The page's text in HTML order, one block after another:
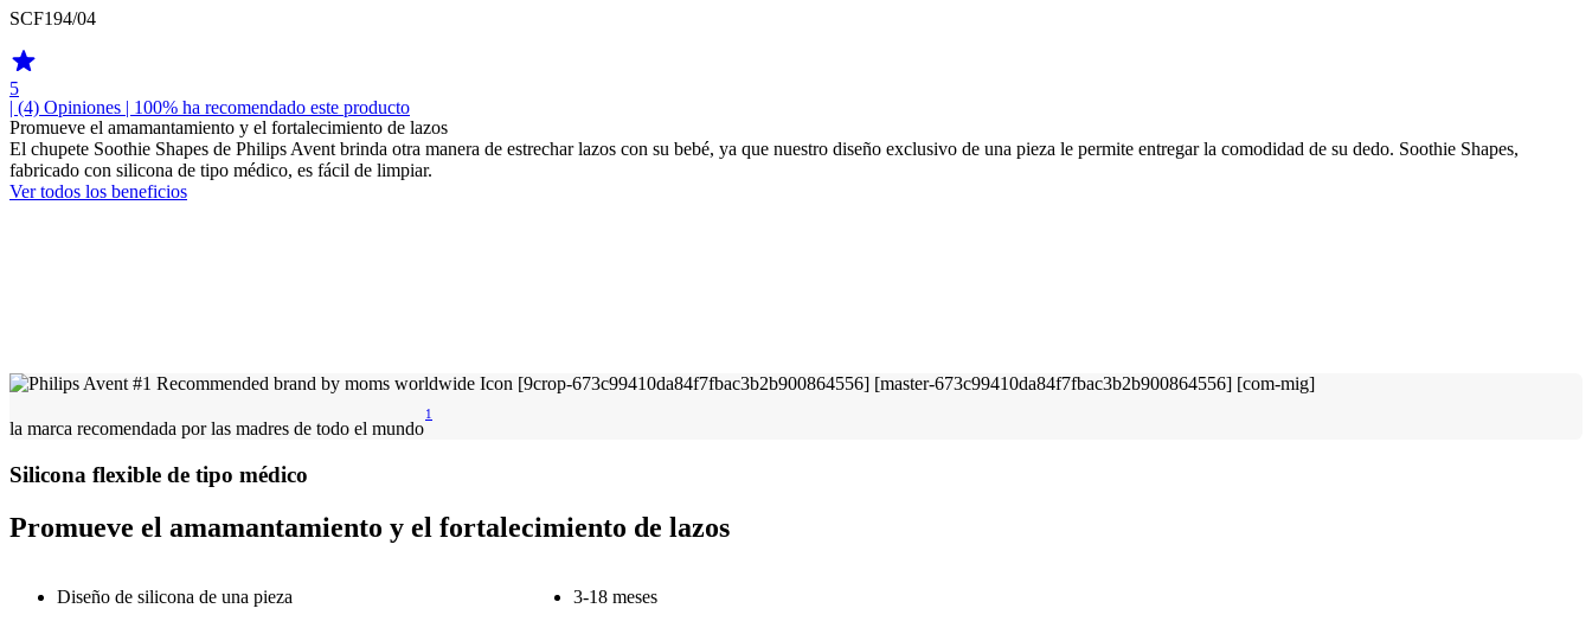
SCF194/04
5
| (4) Opiniones | 100% ha recomendado este producto
Promueve el amamantamiento y el fortalecimiento de lazos
El chupete Soothie Shapes de Philips Avent brinda otra manera de estrechar lazos con su bebé, ya que nuestro diseño exclusivo de una pieza le permite entregar la comodidad de su dedo. Soothie Shapes,
fabricado con silicona de tipo médico, es fácil de limpiar.
Ver todos los beneficios
la marca recomendada por las madres de todo el mundo
1
Silicona flexible de tipo médico
Promueve el amamantamiento y el fortalecimiento de lazos
Diseño de silicona de una pieza 3-18 meses